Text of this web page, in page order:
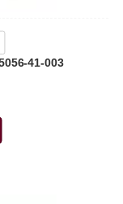
41-003